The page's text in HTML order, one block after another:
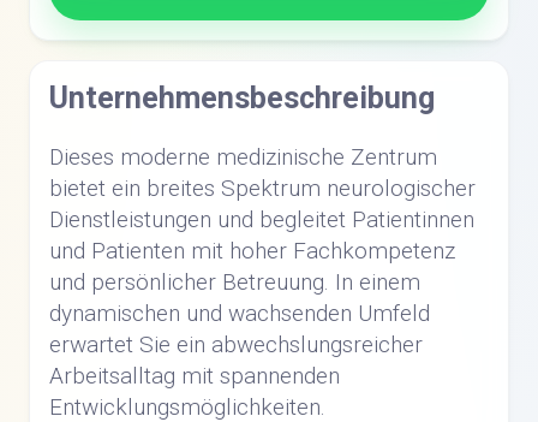
Unternehmensbeschreibung
Dieses moderne medizinische Zentrum
bietet ein breites Spektrum neurologischer
Dienstleistungen und begleitet Patientinnen
und Patienten mit hoher Fachkompetenz
und persönlicher Betreuung. In einem
dynamischen und wachsenden Umfeld
erwartet Sie ein abwechslungsreicher
Arbeitsalltag mit spannenden
Entwicklungsmöglichkeiten.